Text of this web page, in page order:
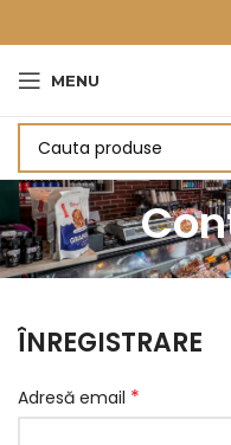
MENU
ÎNREGISTRARE
Adresă email *